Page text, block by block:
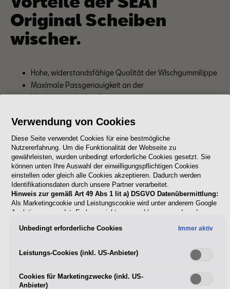
Original Scheiben
wischer.
Hohe, widerstandsfähige Qualität der Wischgummilippe
Maximale Passgenauigkeit an der
Windschutzscheibenform
und der fahrzeugspezifischen Frontscheibengröße
SEAT Original Wischerblätter erhältst du bei deinem SEAT
Betrieb.
Jetzt Service-Betrieb finden
Verwendung von Cookies
Diese Seite verwendet Cookies für eine bestmögliche
Nutzererfahrung. Um die Funktionalität der Webseite zu
gewährleisten, wurden unbedingt erforderliche Cookies gesetzt. Sie
können unten Ihre Auswahl der einwilligungspflichtigen Cookies
einstellen oder gleich alle Cookies akzeptieren. Dadurch werden
Identifikationsdaten durch unsere Partner verarbeitet.
Hinweis zur gemäß Art 49 Abs 1 lit a) DSGVO Datenübermittlung:
Als Marketingcookie und Leistungscookie wird unter anderem Google
Analytics verwendet. Es kann nicht ausgeschlossen werden, dass
die USA (insbesondere dort an die Google LLC) weitergibt. In den
gleichwertiges Datenschutzniveau und es fehlt an einem
Angemessenheitsbeschluss der Europäischen Kommission. Hieraus
Betroffener in den USA nicht wirksam durchsetzen können, in den
USA keine Datenschutzgrundsätze bestehen, und weil nicht
Unbedingt erforderliche Cookies Immer aktiv
Leistungs-Cookies (inkl. US-Anbieter)
Cookies für Marketingzwecke (inkl. US-
Anbieter)